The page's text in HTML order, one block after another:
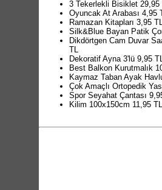
3 Tekerlekli Bisiklet 29,95
Oyuncak At Arabası 4,95
Ramazan Kitapları 3,95 TL
Silk&Blue Bayan Patik
Dikdörtgen Cam Duvar
TL
Dekoratif Ayna 3'lü 9,95 TL
Best Balkon Kurutmalık
Kaymaz Taban Ayak
Çok Amaçlı Ortopedik
Spor Seyahat Çantası
Kilim 100x150cm 11,95 TL